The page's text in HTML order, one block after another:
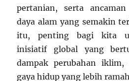
pertanian, serta
daya alam yang semakin
itu, penting bagi kita
inisiatif global yang
dampak perubahan
gaya hidup yang lebih